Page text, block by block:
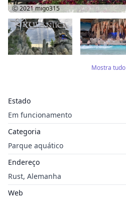
Estado
Em funcionamento
Categoria
Parque aquático
Endereço
Rust, Alemanha
Web
Ⓒ 2021migo315
Mostra tudo